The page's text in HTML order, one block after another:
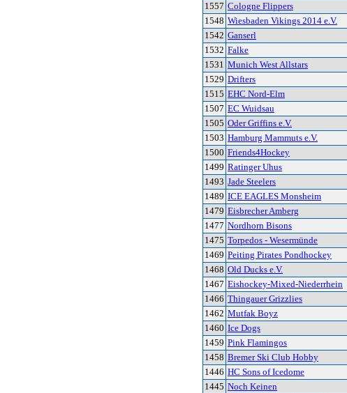
1557 Cologne Flippers
1548 Wiesbaden Vikings 2014 e.V.
1542 Ganserl
1532 Falke
1531 Munich West Allstars
1529 Drifters
1515 EHC Nord-Elm
1507 EC Wuidsau
1505 Oder Griffins e.V.
1503 Hamburg Mammuts e.V.
1500 Friends4Hockey
1499 Ratinger Uhus
1493 Jade Steelers
1489 ICE EAGLES Monsheim
1479 Eisbrecher Amberg
1477 Nordhorn Bisons
1475 Torpedos - Wesermünde
1469 Peiting Pirates Pondhockey
1468 Old Ducks e.V.
1467 Eishockey-Mixed-Niederrhein
1466 Thingauer Grizzlies
1462 Mutfak Boyz
1460 Ice Dogs
1459 Pink Flamingos
1458 Bremer Ski Club Hobby
1446 HC Sons of Icedome
1445 Noch Keinen